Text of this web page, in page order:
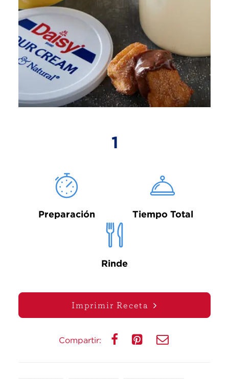
1
Preparación Tiempo Total
Rinde
Imprimir Receta
Compartir: